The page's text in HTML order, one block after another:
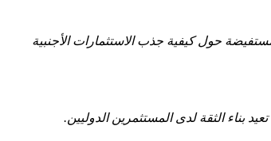
حول كيفية جذب الاستثمارات الأجنبية‍
⁣بناء ⁣الثقة لدى المستثمرين الدوليين.